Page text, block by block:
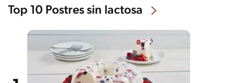
Top 10 Postres sin lactosa